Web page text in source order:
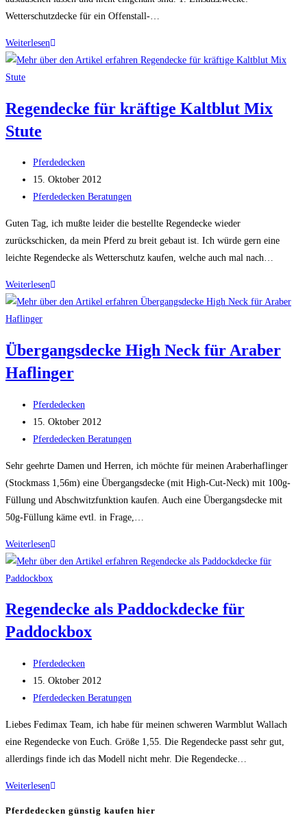
Wetterschutzdecke für ein Offenstall-…
WeiterlesenHübsche
Outdoordecke
Pferd
Regendecke für kräftige Kaltblut Mix
Stute
Beitrags-
Autor:
Pferdedecken
Beitrag
veröffentlicht:
15. Oktober 2012
Beitrags-
Pferdedecken Beratungen
Guten Tag, ich mußte leider die bestellte Regendecke wieder
zurückschicken, da mein Pferd zu breit gebaut ist. Ich würde gern eine
leichte Regendecke als Wetterschutz kaufen, welche auch mal nach…
WeiterlesenRegendecke
für
Mix
Stute
Übergangsdecke High Neck für Araber
Haflinger
Beitrags-
Autor:
Pferdedecken
Beitrag
veröffentlicht:
15. Oktober 2012
Beitrags-
Pferdedecken Beratungen
Sehr geehrte Damen und Herren, ich möchte für meinen Araberhaflinger
(Stockmass 1,56m) eine Übergangsdecke (mit High-Cut-Neck) mit 100g-
Füllung und Abschwitzfunktion kaufen. Auch eine Übergangsdecke mit
50g-Füllung käme evtl. in Frage,…
WeiterlesenÜbergangsdecke
High
Neck
Araber
Haflinger
Regendecke als Paddockdecke für
Paddockbox
Beitrags-
Autor:
Pferdedecken
Beitrag
veröffentlicht:
15. Oktober 2012
Beitrags-
Pferdedecken Beratungen
Liebes Fedimax Team, ich habe für meinen schweren Warmblut Wallach
eine Regendecke von Euch. Größe 1,55. Die Regendecke passt sehr gut,
allerdings finde ich das Modell nicht mehr. Die Regendecke…
WeiterlesenRegendecke
Pferdedecken günstig kaufen hier